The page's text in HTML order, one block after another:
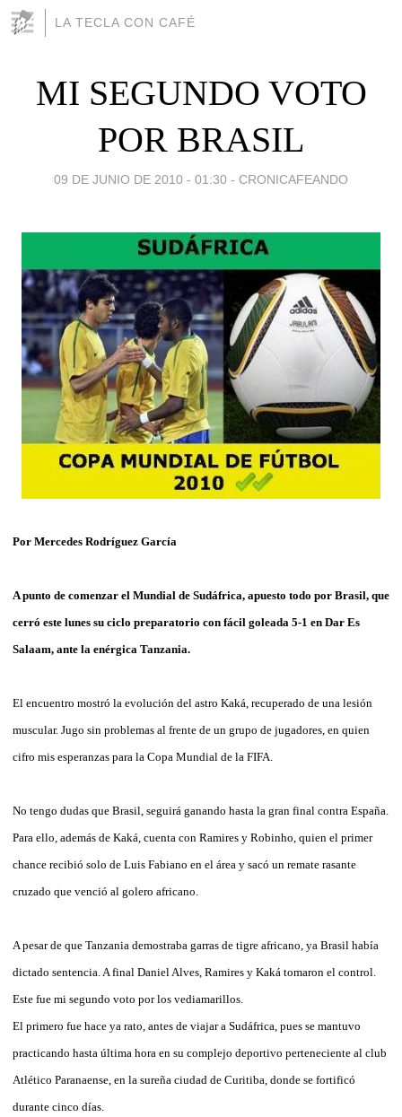
LA TECLA CON CAFÉ
MI SEGUNDO VOTO
POR BRASIL
09 DE JUNIO DE 2010 - 01:30 - CRONICAFEANDO
Por Mercedes Rodríguez García
A punto de comenzar el Mundial de Sudáfrica, apuesto todo por Brasil, que
cerró este lunes su ciclo preparatorio con fácil goleada 5-1 en Dar Es
Salaam, ante la enérgica Tanzania.
El encuentro mostró la evolución del astro Kaká, recuperado de una lesión
muscular. Jugo sin problemas al frente de un grupo de jugadores, en quien
cifro mis esperanzas para la Copa Mundial de la FIFA.
No tengo dudas que Brasil, seguirá ganando hasta la gran final contra España.
Para ello, además de Kaká, cuenta con Ramires y Robinho, quien el primer
chance recibió solo de Luis Fabiano en el área y sacó un remate rasante
cruzado que venció al golero africano.
A pesar de que Tanzania demostraba garras de tigre africano, ya Brasil había
dictado sentencia. A final Daniel Alves, Ramires y Kaká tomaron el control.
Este fue mi segundo voto por los vediamarillos.
El primero fue hace ya rato, antes de viajar a Sudáfrica, pues se mantuvo
practicando hasta última hora en su complejo deportivo perteneciente al club
Atlético Paranaense, en la sureña ciudad de Curitiba, donde se fortificó
durante cinco días.